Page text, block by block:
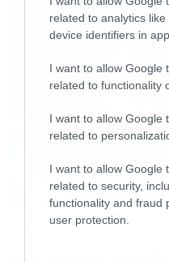
related to analytics
device identifiers in
I want to allow Google
related to functionality
I want to allow Google
related to
I want to allow Google
related to security,
functionality and fraud
user protection.
είναι πολυσχιδείς
διάφορους
που παίζει μπάσο
πιο διάσημους
ακραίο χώρο και ο
εκτός των άλλων-
συμφωνικά σημεία
σαφώς πιο